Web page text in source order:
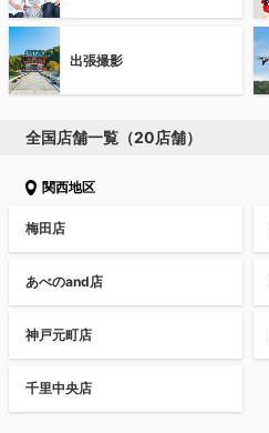
出張撮影
全国店舗一覧（20店舗）
関西地区
梅田店
あべのand店
神戸元町店
千里中央店